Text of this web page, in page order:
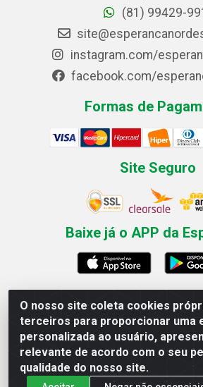
O nosso site coleta cookies
terceiros para proporcionar uma
personalizada ao usuário,
relevante de acordo com o seu
qualidade do nosso site.
(81) 99429-
instagram.com/
facebook.com/
Formas de
Site Seguro
Baixe já o APP da
Esperança Nordeste - Rua Professor
Estância - Recife / PE CEP:
03.666.136/0001-23